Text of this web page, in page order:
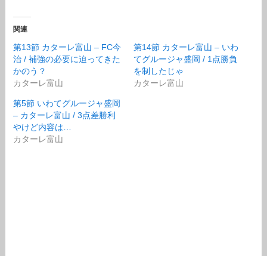
関連
第13節 カターレ富山 – FC今
治 / 補強の必要に迫ってきた
かのう？
カターレ富山
第14節 カターレ富山 – いわ
てグルージャ盛岡 / 1点勝負
を制したじゃ
カターレ富山
第5節 いわてグルージャ盛岡
– カターレ富山 / 3点差勝利
やけど内容は…
カターレ富山